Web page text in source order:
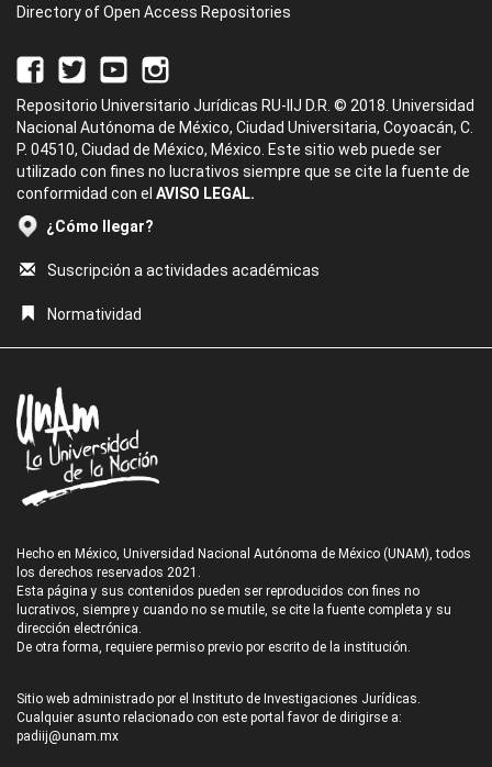
Directory of Open Access Repositories
Repositorio Universitario Jurídicas RU-IIJ D.R. © 2018. Universidad
Nacional Autónoma de México, Ciudad Universitaria, Coyoacán, C.
P. 04510, Ciudad de México, México. Este sitio web puede ser
utilizado con fines no lucrativos siempre que se cite la fuente de
conformidad con el AVISO LEGAL.
¿Cómo llegar?
Suscripción a actividades académicas
Normatividad
Hecho en México, Universidad Nacional Autónoma de México (UNAM), todos
los derechos reservados 2021.
Esta página y sus contenidos pueden ser reproducidos con fines no
lucrativos, siempre y cuando no se mutile, se cite la fuente completa y su
dirección electrónica.
De otra forma, requiere permiso previo por escrito de la institución.
Sitio web administrado por el Instituto de Investigaciones Jurídicas.
Cualquier asunto relacionado con este portal favor de dirigirse a:
padiij@unam.mx